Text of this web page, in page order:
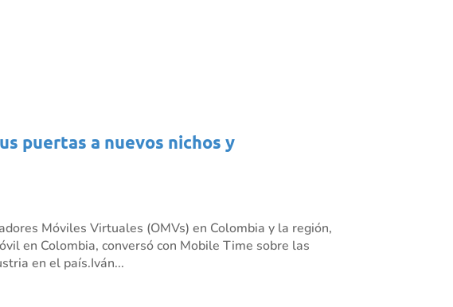
puertas a nuevos nichos y
Móviles Virtuales (OMVs) en Colombia y la región,
en Colombia, conversó con Mobile Time sobre las
en el país.Iván...